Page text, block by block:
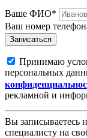
Ваше ФИО*
Ваш номер
Записаться
Принимаю
персональных
рекламной и
Вы записываетесь
специалисту на